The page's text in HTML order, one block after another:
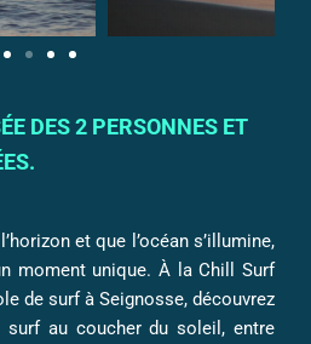
DES 2 PERSONNES ET
et que l’océan s’illumine,
moment unique. À la Chill Surf
de surf à Seignosse, découvrez
surf au coucher du soleil, entre